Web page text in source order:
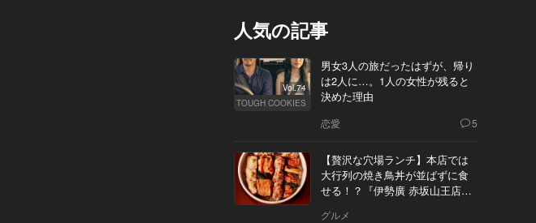
人気の記事
Vol.74
TOUGH COOKIES
男女3人の旅だったはずが、帰り
は2人に…。1人の女性が残ると
決めた理由
恋愛 5
【贅沢な穴場ランチ】本店では
大行列の焼き鳥丼が並ばずに食
せる！？『伊勢廣 赤坂山王店』
グルメ